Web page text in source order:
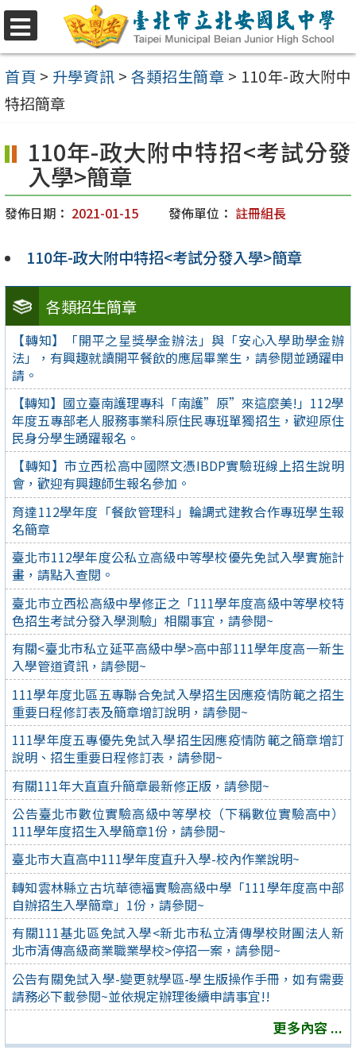
選
單
跳
至
主
要
容
首頁 > 升學資訊 > 各類招生簡章 > 110年-政大附中
特招簡章
各類招生簡章
【轉知】「開平之星獎學金辦法」與「安心入學助學金辦
法」，有興趣就讀開平餐飲的應屆畢業生，請參閱並踴躍申
請。
【轉知】國立臺南護理專科「南護”原”來這麼美!」112學
年度五專部老人服務事業科原住民專班單獨招生，歡迎原住
民身分學生踴躍報名。
【轉知】市立西松高中國際文憑IBDP實驗班線上招生說明
會，歡迎有興趣師生報名參加。
育達112學年度「餐飲管理科」輪調式建教合作專班學生報
名簡章
臺北市112學年度公私立高級中等學校優先免試入學實施計
畫，請點入查閱。
臺北市立西松高級中學修正之「111學年度高級中等學校特
色招生考試分發入學測驗」相關事宜，請參閱~
有關<臺北市私立延平高級中學>高中部111學年度高一新生
入學管道資訊，請參閱~
111學年度北區五專聯合免試入學招生因應疫情防範之招生
重要日程修訂表及簡章增訂說明，請參閱~
111學年度五專優先免試入學招生因應疫情防範之簡章增訂
說明、招生重要日程修訂表，請參閱~
有關111年大直直升簡章最新修正版，請參閱~
公告臺北市數位實驗高級中等學校（下稱數位實驗高中）
111學年度招生入學簡章1份，請參閱~
臺北市大直高中111學年度直升入學-校內作業說明~
轉知雲林縣立古坑華德福實驗高級中學「111學年度高中部
自辦招生入學簡章」1份，請參閱~
有關111基北區免試入學<新北市私立清傳學校財團法人新
北市清傳高級商業職業學校>停招一案，請參閱~
公告有關免試入學-變更就學區-學生版操作手冊，如有需要
請務必下載參閱~並依規定辦理後續申請事宜!!
更多內容 ...
110年-政大附中特招<考試分發
入學>簡章
發佈日期： 2021-01-15 發佈單位： 註冊組長
110年-政大附中特招<考試分發入學>簡章